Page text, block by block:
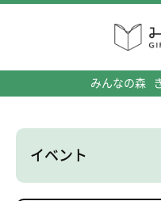
みんなの森
イベント